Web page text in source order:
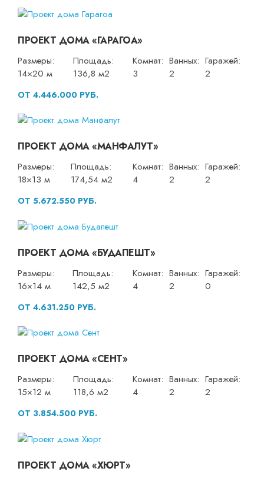
ПРОЕКТ ДОМА «ГАРАГОА»
Размеры:
14×20 м
Площадь:
136,8 м2
Комнат:
3
Ванных:
2
Гаражей:
2
ОТ 4.446.000 РУБ.
ПРОЕКТ ДОМА «МАНФАЛУТ»
Размеры:
18×13 м
Площадь:
174,54 м2
Комнат:
4
Ванных:
2
Гаражей:
2
ОТ 5.672.550 РУБ.
ПРОЕКТ ДОМА «БУДАПЕШТ»
Размеры:
16×14 м
Площадь:
142,5 м2
Комнат:
4
Ванных:
2
Гаражей:
0
ОТ 4.631.250 РУБ.
ПРОЕКТ ДОМА «СЕНТ»
Размеры:
15×12 м
Площадь:
118,6 м2
Комнат:
4
Ванных:
2
Гаражей:
2
ОТ 3.854.500 РУБ.
ПРОЕКТ ДОМА «ХЮРТ»